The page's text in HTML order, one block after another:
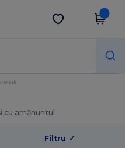
Descarcă app
cu amănuntul
Filtru ✓